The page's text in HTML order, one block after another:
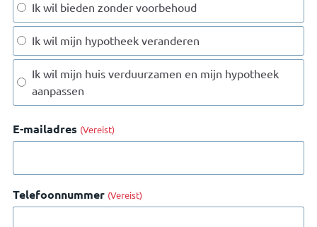
Ik wil bieden zonder voorbehoud
Ik wil mijn hypotheek veranderen
Ik wil mijn huis verduurzamen en mijn hypotheek
aanpassen
E-mailadres (Vereist)
Telefoonnummer (Vereist)